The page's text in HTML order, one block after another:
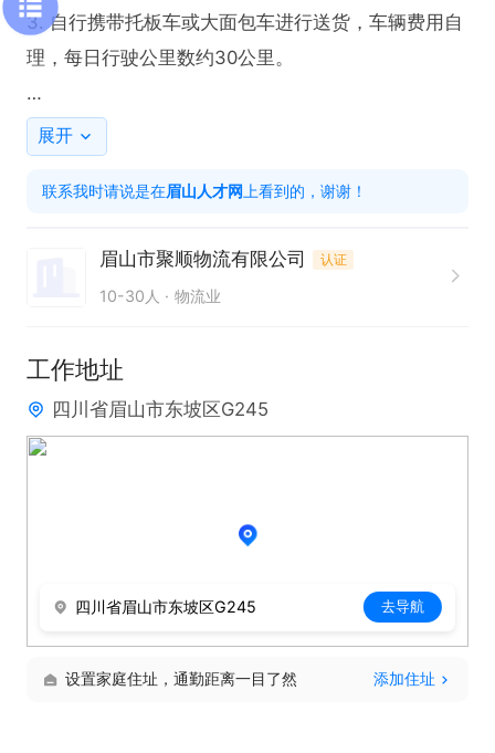
3. 自行携带托板车或大面包车进行送货，车辆费用自
理，每日行驶公里数约30公里。
任职要求
适应凌晨工作时段。
3. 拥有相关配送工作经验者优先考虑，熟悉配送流程
4. 具备较强的责任心和服务意识，能够保障货物安
全、及时送达。
5. 可接受免费培训，有意愿在配送领域长期发展，追
本岗位提供免费培训及广阔的晋升空间，诚邀有志于
投身配送行业的人士加入，共同开启事业新篇章！在
这里，你将凭借自身努力收获理想收入，实现职业价
展开
联系我时请说是在眉山人才网 上看到的，谢谢！
眉山市聚顺物流有限公司 认证
10-30人 物流业
工作地址
四川省眉山市东坡区G245
四川省眉山市东坡区G245 去导航
设置家庭住址，通勤距离一目了然 添加住址